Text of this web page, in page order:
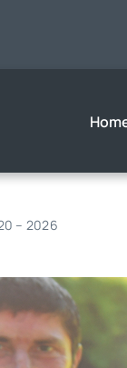
– 2026